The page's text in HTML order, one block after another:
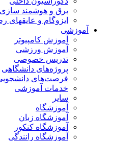
برق و هوشمند سازی
ایزوگام و عایقهای
آموزشی
آموزش کامپیوتر
آموزش ورزشی
تدریس خصوصی
پروژه‌های دانشگاهی
فرصت‌های
خدمات آموزشی
سایر
آموزشگاه
آموزشگاه زبان
آموزشگاه کنکور
آموزشگاه رانندگی